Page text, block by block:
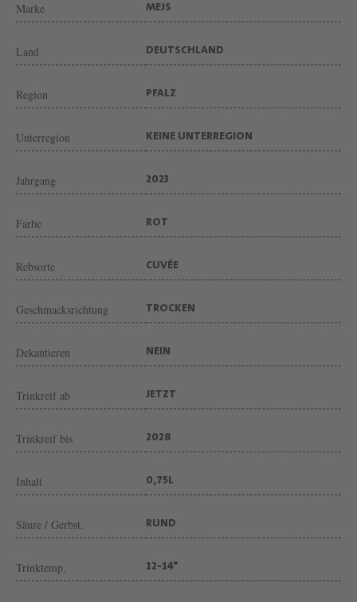
A
L
K
O
H
O
L
F
E
I
V
O
N
W
E
I
G
U
T
M
E
J
S
Marke MEJS
Land DEUTSCHLAND
Region PFALZ
Unterregion KEINE UNTERREGION
Jahrgang 2023
Farbe ROT
Rebsorte CUVÉE
Geschmacksrichtung TROCKEN
Dekantieren NEIN
Trinkreif ab JETZT
Trinkreif bis 2028
Inhalt 0,75L
Säure / Gerbst. RUND
Trinktemp. 12-14°